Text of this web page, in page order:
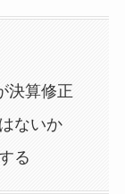
決算修正
ないか
る